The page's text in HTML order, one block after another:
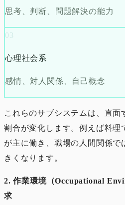
思考、判断、問題解決の能力
03
心理社会系
感情、対人関係、自己概念
これらのサブシステムは、直面
割合が変化します。例えば料理
が主に働き、職場の人間関係で
きくなります。
2. 作業環境（Occupational
求